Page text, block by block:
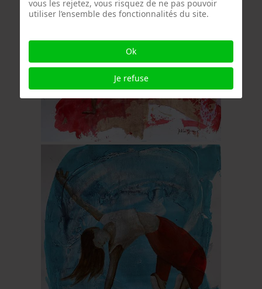
vous les rejetez, vous risquez de ne pas pouvoir
utiliser l’ensemble des fonctionnalités du site.
Ok
Je refuse